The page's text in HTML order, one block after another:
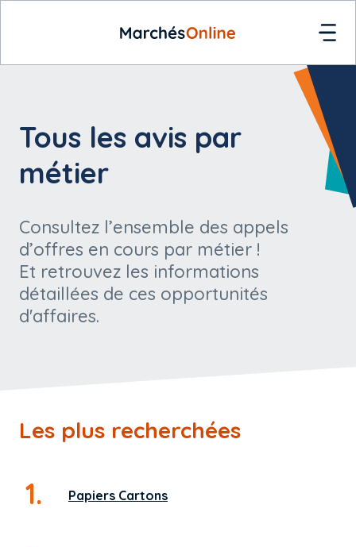
Tous les avis par
métier
Consultez l’ensemble des appels
d’offres en cours par métier !
Et retrouvez les informations
détaillées de ces opportunités
d'affaires.
Les plus recherchées
1. Papiers Cartons